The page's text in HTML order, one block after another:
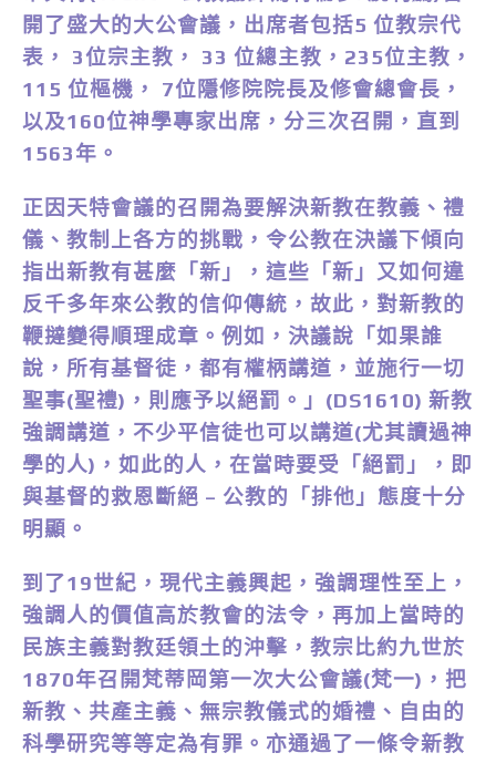
開了盛大的大公會議，出席者包括5 位教宗代
表， 3位宗主教， 33 位總主教，235位主教，
115 位樞機， 7位隱修院院長及修會總會長，
以及160位神學專家出席，分三次召開，直到
1563年。
正因天特會議的召開為要解決新教在教義、禮
儀、教制上各方的挑戰，令公教在決議下傾向
指出新教有甚麼「新」，這些「新」又如何違
反千多年來公教的信仰傳統，故此，對新教的
鞭撻變得順理成章。例如，決議說「如果誰
說，所有基督徒，都有權柄講道，並施行一切
聖事(聖禮)，則應予以絕罰。」(DS1610) 新教
強調講道，不少平信徒也可以講道(尤其讀過神
學的人)，如此的人，在當時要受「絕罰」，即
與基督的救恩斷絕 – 公教的「排他」態度十分
明顯。
到了19世紀，現代主義興起，強調理性至上，
強調人的價值高於教會的法令，再加上當時的
民族主義對教廷領土的沖擊，教宗比約九世於
1870年召開梵蒂岡第一次大公會議(梵一)，把
新教、共產主義、無宗教儀式的婚禮、自由的
科學研究等等定為有罪。亦通過了一條令新教